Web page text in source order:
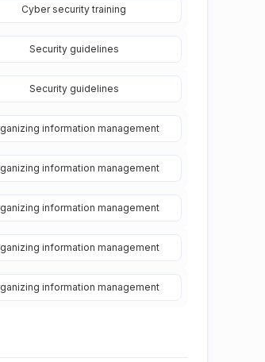
Cyber security training
Security guidelines
Security guidelines
information management
information management
information management
information management
information management